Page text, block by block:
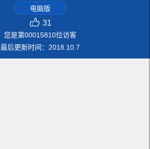
电脑版
31
您是第00015810位访客
最后更新时间： 2018 10 7